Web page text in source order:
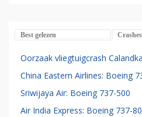
Best gelezen Crashes
Oorzaak vliegtuigcrash
China Eastern Airlines: Boeing
Sriwijaya Air: Boeing 737-500
Air India Express: Boeing 737-